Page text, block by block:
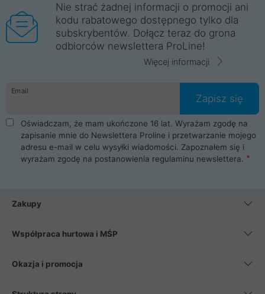
Nie strać żadnej informacji o promocji ani
kodu rabatowego dostępnego tylko dla
subskrybentów. Dołącz teraz do grona
odbiorców newslettera ProLine!
Więcej informacji
Email
Zapisz się
Oświadczam, że mam ukończone 16 lat. Wyrażam zgodę na
zapisanie mnie do Newslettera Proline i przetwarzanie mojego
adresu e-mail w celu wysyłki wiadomości. Zapoznałem się i
wyrażam zgodę na postanowienia regulaminu newslettera.
Zakupy
Współpraca hurtowa i MŚP
Okazja i promocja